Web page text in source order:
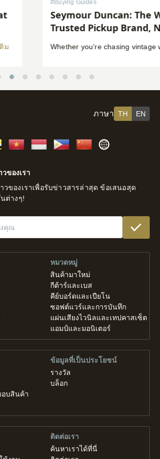
The World’s Most
Brand, Now at Swee Lee
Whether you’re chasing vintage warmth, modern high-gain aggression, or something beautifully in between, Seymour Duncan has shaped the tone of guitarists and bassists for over five decades. Shop Seymour Duncan at Swee Lee We’re thrilled to bring the full Seymour Duncan range to Swee Lee, and this guide is your complete introduction to one of […]อ่านเพิ่มเติม
ภาษา TH EN
เหลือ
ของเรา
ของเราเพื่อรับข่าวสารล่าสุด ข้อเสนอสุด
ต่างๆ!
หมวดหมู่
สินค้ามาใหม่
กีต้าร์และเบส
คีย์บอร์ดและเปียโน
ซอฟต์แวร์และการบันทึก
แผ่นเสียงไวนิลและเทปคาสเซ็ต
แอมป์และมอนิเตอร์
อบสินค้า
ข้อมูลที่เป็นประโยชน์
รางวัล
บล็อก
ติดต่อเรา
ค้นหาเราได้ที่นี่